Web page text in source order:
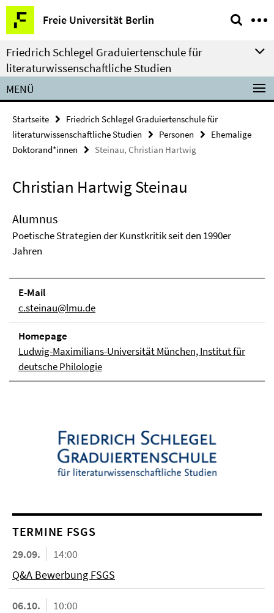
Springe
direkt
zu
Inhalt
Freie Universität Berlin
Service-
Navigation
Friedrich Schlegel Graduiertenschule für
literaturwissenschaftliche Studien
MENÜ
Startseite
Friedrich Schlegel Graduiertenschule für
literaturwissenschaftliche Studien
Personen
Ehemalige
Doktorand*innen
Steinau, Christian Hartwig
Christian Hartwig Steinau
Alumnus
Poetische Strategien der Kunstkritik seit den 1990er
Jahren
E-Mail
c.steinau@lmu.de
Homepage
Ludwig-Maximilians-Universität München, Institut für
deutsche Philologie
TERMINE FSGS
29.09.
14:00
Q&A Bewerbung FSGS
06.10.
10:00